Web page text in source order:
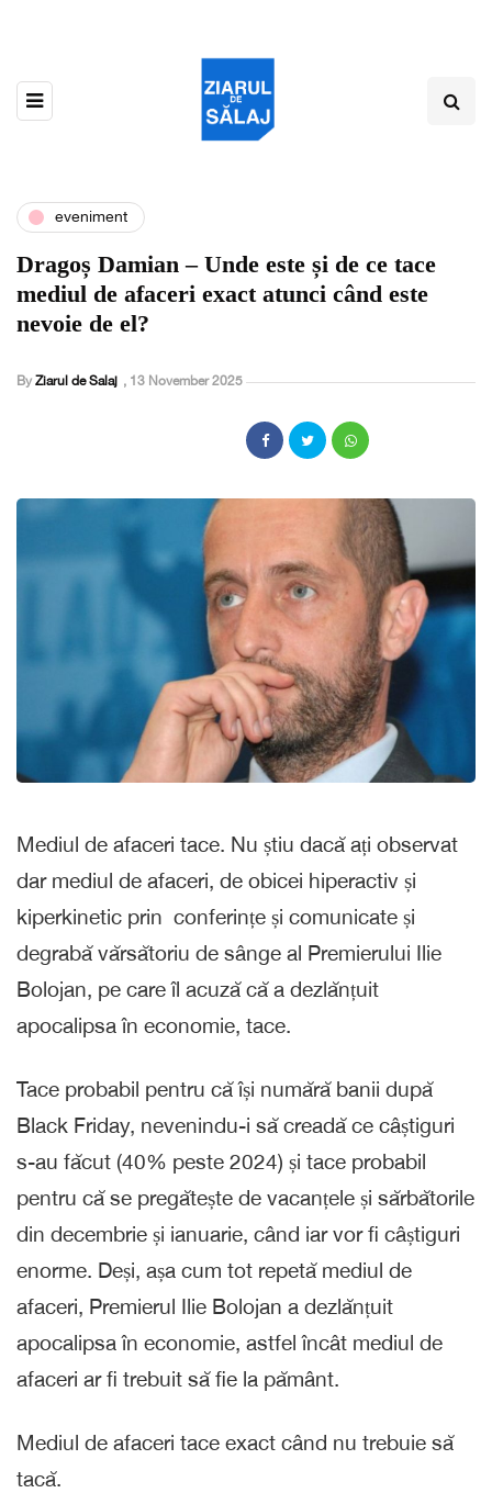
eveniment
Dragoș Damian – Unde este și de ce tace
mediul de afaceri exact atunci când este
nevoie de el?
By Ziarul de Salaj , 13 November 2025
Mediul de afaceri tace. Nu știu dacă ați observat
dar mediul de afaceri, de obicei hiperactiv și
kiperkinetic prin conferințe și comunicate și
degrabă vărsătoriu de sânge al Premierului Ilie
Bolojan, pe care îl acuză că a dezlănțuit
apocalipsa în economie, tace.
Tace probabil pentru că își numără banii după
Black Friday, nevenindu-i să creadă ce câștiguri
s-au făcut (40% peste 2024) și tace probabil
pentru că se pregătește de vacanțele și sărbătorile
din decembrie și ianuarie, când iar vor fi câștiguri
enorme. Deși, așa cum tot repetă mediul de
afaceri, Premierul Ilie Bolojan a dezlănțuit
apocalipsa în economie, astfel încât mediul de
afaceri ar fi trebuit să fie la pământ.
Mediul de afaceri tace exact când nu trebuie să
tacă.